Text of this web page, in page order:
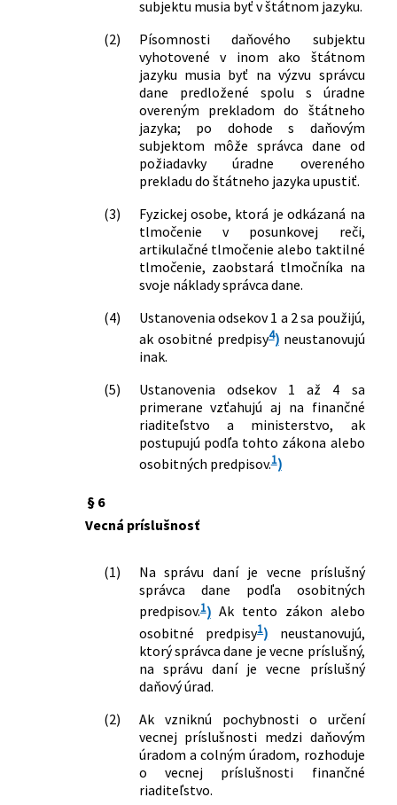
znení neskorších predpisov a ktorým sa
325/2022 Z. z.
Zákon, ktorým sa mení a dopĺňa zákon
č. 305/2013 Z. z. o elektronickej podobe
výkonu pôsobnosti orgánov verejnej
moci a o zmene a doplnení niektorých
zákonov (zákon o e-Governmente) v
znení neskorších predpisov a ktorým sa
menia a dopĺňajú niektoré zákony
Zákon, ktorým sa mení a dopĺňa zákon
a doplnení niektorých zákonov v znení
neskorších predpisov a ktorým sa
menia a dopĺňajú niektoré zákony
Zákon, ktorým sa mení a dopĺňa zákon
neskorších predpisov a ktorým sa
menia a dopĺňajú niektoré zákony
Zákon o solidárnom príspevku z
plynu, uhlia a rafinérií a o doplnení
niektorých zákonov
Zákon, ktorým sa mení zákon Národnej
rady Slovenskej republiky č. 145/1995 Z.
z. o správnych poplatkoch v znení
507/2023 Z. z.
Zákon o dorovnávacej dani na
zdanenia nadnárodných skupín
podnikov a veľkých vnútroštátnych
skupín a o doplnení zákona č. 563/2009
Z. z. o správe daní (daňový poriadok) a o
zmene a doplnení niektorých zákonov
v znení neskorších predpisov
Zákon, ktorým sa menia a dopĺňajú
niektoré zákony v súvislosti s pomocou
so splácaním úverov na bývanie
Zákon, ktorým sa mení a dopĺňa zákon
č. 461/2003 Z. z. o sociálnom poistení v
znení neskorších predpisov a ktorým sa
subjektu musia byť v štátnom jazyku.
(2)
Písomnosti daňového subjektu
vyhotovené v inom ako štátnom
jazyku musia byť na výzvu správcu
dane predložené spolu s úradne
overeným prekladom do štátneho
jazyka; po dohode s daňovým
subjektom môže správca dane od
požiadavky úradne overeného
prekladu do štátneho jazyka upustiť.
(3)
Fyzickej osobe, ktorá je odkázaná na
tlmočenie v posunkovej reči,
artikulačné tlmočenie alebo taktilné
tlmočenie, zaobstará tlmočníka na
svoje náklady správca dane.
(4)
Ustanovenia odsekov 1 a 2 sa použijú,
ak osobitné predpisy4)neustanovujú
inak.
(5)
Ustanovenia odsekov 1 až 4 sa
primerane vzťahujú aj na finančné
riaditeľstvo a ministerstvo, ak
postupujú podľa tohto zákona alebo
osobitných predpisov.1)
§ 6
Vecná príslušnosť
(1)
Na správu daní je vecne príslušný
správca dane podľa osobitných
predpisov.1)Ak tento zákon alebo
osobitné predpisy1) neustanovujú,
ktorý správca dane je vecne príslušný,
na správu daní je vecne príslušný
daňový úrad.
(2)
Ak vzniknú pochybnosti o určení
vecnej príslušnosti medzi daňovým
úradom a colným úradom, rozhoduje
o vecnej príslušnosti finančné
riaditeľstvo.